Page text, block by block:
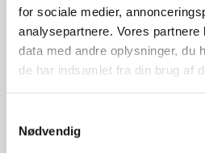
for sociale medier,
analysepartnere. Vores
data med andre oplysninger, du
de har indsamlet fra din brug af
Nødvendig
Se også disse produkter
Nordthy Sukkerfri Bolchemix
TILFØJ TIL KURV
4